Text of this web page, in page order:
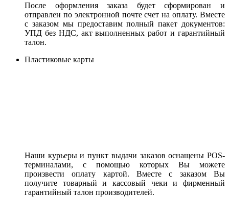
После оформления заказа будет сформирован и
отправлен по электронной почте счет на оплату. Вместе
с заказом мы предоставим полный пакет документов:
УПД без НДС, акт выполненных работ и гарантийный
талон.
Пластиковые карты
Наши курьеры и пункт выдачи заказов оснащены POS-
терминалами, с помощью которых Вы можете
произвести оплату картой. Вместе с заказом Вы
получите товарный и кассовый чеки и фирменный
гарантийный талон производителей.